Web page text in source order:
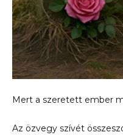
Mert a szeretett ember
Az özvegy szívét